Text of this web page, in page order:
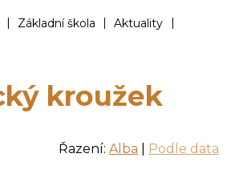
| Základní škola | Aktuality
|
kroužek
Řazení: Alba Podle data